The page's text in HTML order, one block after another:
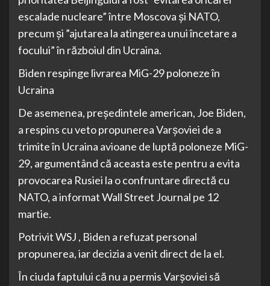
escalade nucleare” între Moscova și NATO,
precum și ”ajutarea la atingerea unui încetare a
focului” în războiul din Ucraina.
Biden respinge livrarea MiG-29 poloneze în
Ucraina
De asemenea, președintele american, Joe Biden,
a respins cu veto propunerea Varșoviei de a
trimite în Ucraina avioane de luptă poloneze MiG-
29, argumentând că aceasta este pentru a evita
provocarea Rusiei la o confruntare directă cu
NATO, a informat Wall Street Journal pe 12
martie.
Potrivit WSJ , Biden a refuzat personal
propunerea, iar decizia a venit direct de la el.
În ciuda faptului că nu a permis Varșoviei să